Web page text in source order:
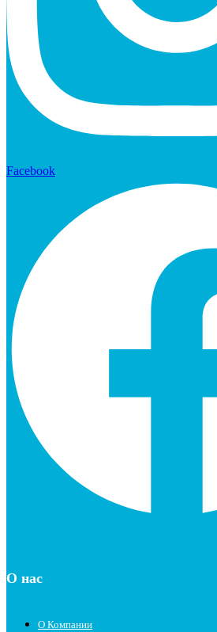
Facebook
О нас
О Компании